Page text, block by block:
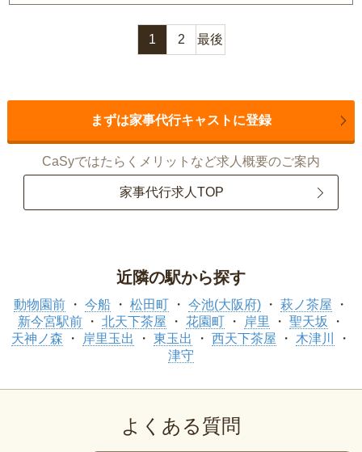
1 2 最後
まずは家事代行キャストに登録
CaSyではたらくメリットなど求人概要のご案内
家事代行求人TOP
近隣の駅から探す
動物園前 今船 松田町 今池(大阪府)
萩ノ茶屋
新今宮駅前
北天下茶屋 花園町 岸里
聖天坂
天神ノ森
岸里玉出 東玉出 西天下茶屋
木津川
津守
よくある質問